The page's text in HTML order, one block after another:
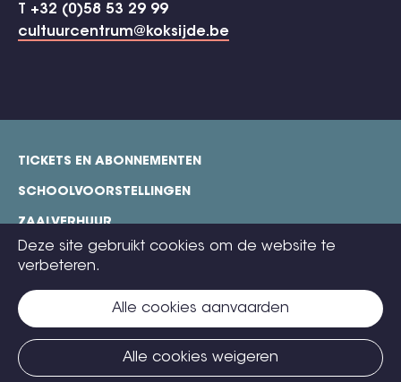
T +32 (0)58 53 29 99
cultuurcentrum@koksijde.be
Deze site gebruikt cookies om de website te
verbeteren.
Alle cookies weigeren
Alle cookies aanvaarden
footer
TICKETS EN ABONNEMENTEN
SCHOOLVOORSTELLINGEN
ZAALVERHUUR
TECHNISCHE FICHES
CONTACT
TICKETS